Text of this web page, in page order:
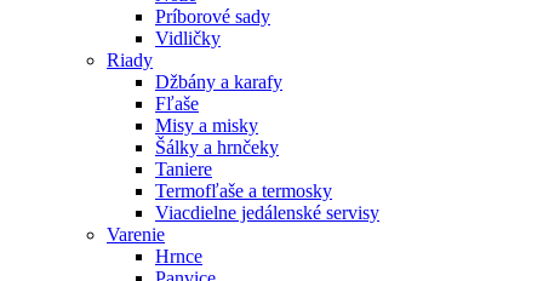
Príborové sady
Vidličky
Riady
Džbány a karafy
Fľaše
Misy a misky
Šálky a hrnčeky
Taniere
Termofľaše a termosky
Viacdielne jedálenské servisy
Varenie
Hrnce